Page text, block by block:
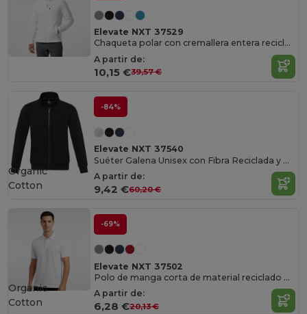
Elevate NXT 37529
Chaqueta polar con cremallera entera reciclada GRS para hombre "Amber"
A partir de:
10,15 €39,57 €
-84%
Elevate NXT 37540
Suéter Galena Unisex con Fibra Reciclada y Aware™
A partir de:
9,42 €60,20 €
Organic
Cotton
-69%
Elevate NXT 37502
Polo de manga corta de material reciclado orgánico para hombre "Beryl"
A partir de:
6,28 €20,13 €
Organic
Cotton